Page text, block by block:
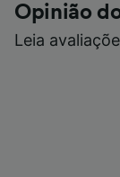
Opinião
Leia